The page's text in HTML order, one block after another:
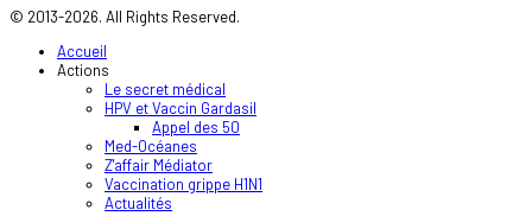
© 2013-2026. All Rights Reserved.
Accueil
Actions
Le secret médical
HPV et Vaccin Gardasil
Appel des 50
Med-Océanes
Z'affair Médiator
Vaccination grippe H1N1
Actualités